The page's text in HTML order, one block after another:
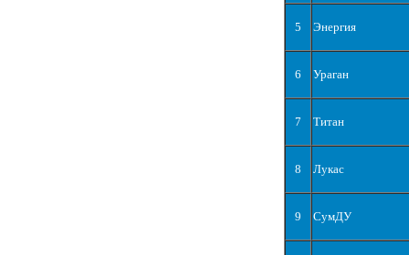
5 Энергия
6 Ураган
7 Титан
8 Лукас
9 СумДУ